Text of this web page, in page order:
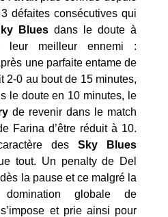
3 défaites consécutives qui
Blues dans le doute à
leur meilleur ennemi :
une parfaite entame de
2-0 au bout de 15 minutes,
le doute en 10 minutes, le
de revenir dans le match
Farina d’être réduit à 10.
des Sky Blues
tout. Un penalty de Del
la pause et ce malgré la
globale de
s’impose et prie ainsi pour